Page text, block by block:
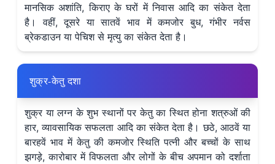
मानसिक अशांति, किराए के घरों में निवास आदि का संकेत देता
है। वहीं, दूसरे या सातवें भाव में कमजोर बुध, गंभीर नर्वस
ब्रेकडाउन या पेचिश से मृत्यु का संकेत देता है।
शुक्र-केतु दशा
शुक्र या लग्न के शुभ स्थानों पर केतु का स्थित होना शत्रुओं की
हार, व्यावसायिक सफलता आदि का संकेत देता है। छठे, आठवें या
बारहवें भाव में केतु की कमजोर स्थिति पत्नी और बच्चों के साथ
झगड़े, कारोबार में विफलता और लोगों के बीच अपमान को दर्शाता